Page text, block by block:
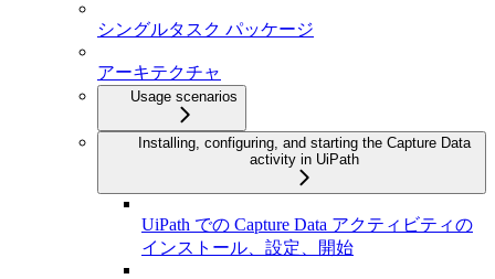
シングルタスク パッケージ
アーキテクチャ
Usage scenarios
Installing, configuring, and starting the Capture Data
activity in UiPath
UiPath での Capture Data アクティビティの
インストール、設定、開始